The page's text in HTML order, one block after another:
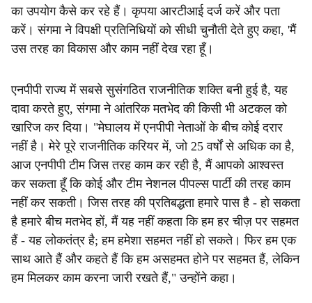
का उपयोग कैसे कर रहे हैं। कृपया आरटीआई दर्ज करें और पता
करें। संगमा ने विपक्षी प्रतिनिधियों को सीधी चुनौती देते हुए कहा, 'मैं
उस तरह का विकास और काम नहीं देख रहा हूँ।
एनपीपी राज्य में सबसे सुसंगठित राजनीतिक शक्ति बनी हुई है, यह
दावा करते हुए, संगमा ने आंतरिक मतभेद की किसी भी अटकल को
खारिज कर दिया। "मेघालय में एनपीपी नेताओं के बीच कोई दरार
नहीं है। मेरे पूरे राजनीतिक करियर में, जो 25 वर्षों से अधिक का है,
आज एनपीपी टीम जिस तरह काम कर रही है, मैं आपको आश्वस्त
कर सकता हूँ कि कोई और टीम नेशनल पीपल्स पार्टी की तरह काम
नहीं कर सकती। जिस तरह की प्रतिबद्धता हमारे पास है - हो सकता
है हमारे बीच मतभेद हों, मैं यह नहीं कहता कि हम हर चीज़ पर सहमत
हैं - यह लोकतंत्र है; हम हमेशा सहमत नहीं हो सकते। फिर हम एक
साथ आते हैं और कहते हैं कि हम असहमत होने पर सहमत हैं, लेकिन
हम मिलकर काम करना जारी रखते हैं," उन्होंने कहा।